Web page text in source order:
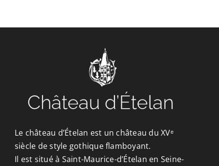
Le château d’Ételan est un château du XVᵉ
siècle de style gothique flamboyant.
Il est situé à Saint-Maurice-d’Ételan en Seine-